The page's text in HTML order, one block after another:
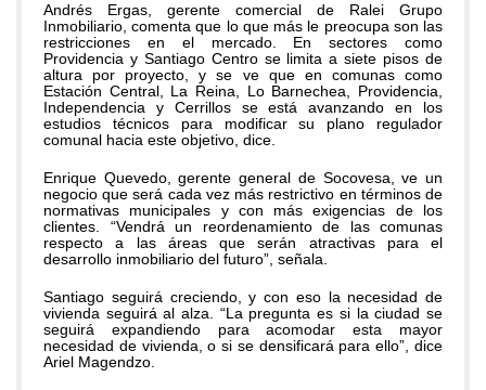
Andrés Ergas, gerente comercial de Ralei Grupo
Inmobiliario, comenta que lo que más le preocupa son las
restricciones en el mercado. En sectores como
Providencia y Santiago Centro se limita a siete pisos de
altura por proyecto, y se ve que en comunas como
Estación Central, La Reina, Lo Barnechea, Providencia,
Independencia y Cerrillos se está avanzando en los
estudios técnicos para modificar su plano regulador
comunal hacia este objetivo, dice.
Enrique Quevedo, gerente general de Socovesa, ve un
negocio que será cada vez más restrictivo en términos de
normativas municipales y con más exigencias de los
clientes. “Vendrá un reordenamiento de las comunas
respecto a las áreas que serán atractivas para el
desarrollo inmobiliario del futuro”, señala.
Santiago seguirá creciendo, y con eso la necesidad de
vivienda seguirá al alza. “La pregunta es si la ciudad se
seguirá expandiendo para acomodar esta mayor
necesidad de vivienda, o si se densificará para ello”, dice
Ariel Magendzo.